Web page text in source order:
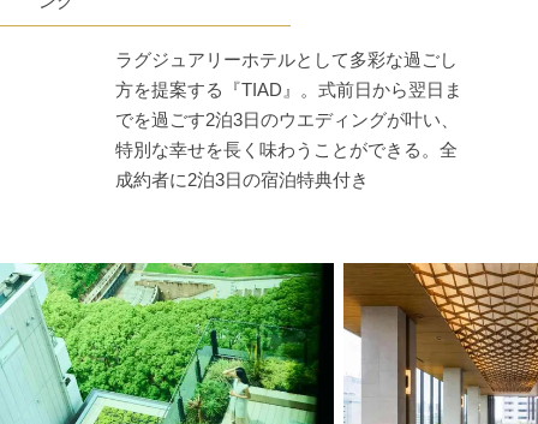
ラグジュアリーホテルとして多彩な過ごし
方を提案する『TIAD』。式前日から翌日ま
でを過ごす2泊3日のウエディングが叶い、
特別な幸せを長く味わうことができる。全
成約者に2泊3日の宿泊特典付き